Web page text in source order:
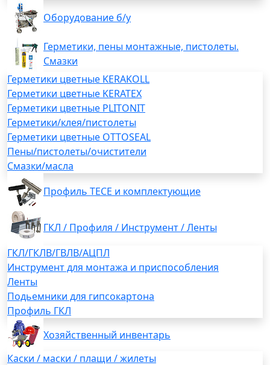
Оборудование б/у
Герметики, пены монтажные, пистолеты.
Смазки
Герметики цветные KERAKOLL
Герметики цветные KERATEX
Герметики цветные PLITONIT
Герметики/клея/пистолеты
Герметики цветные OTTOSEAL
Пены/пистолеты/очистители
Смазки/масла
Профиль TECE и комплектующие
ГКЛ / Профиля / Инструмент / Ленты
ГКЛ/ГКЛВ/ГВЛВ/АЦПЛ
Инструмент для монтажа и приспособления
Ленты
Подьемники для гипсокартона
Профиль ГКЛ
Хозяйственный инвентарь
Каски / маски / плащи / жилеты